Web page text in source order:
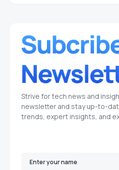
Strive for tech news and
newsletter and stay up-to-
trends, expert insights, and